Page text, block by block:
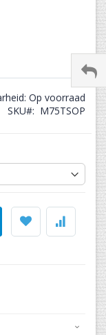
Op voorraad
SKU
M75TSOP